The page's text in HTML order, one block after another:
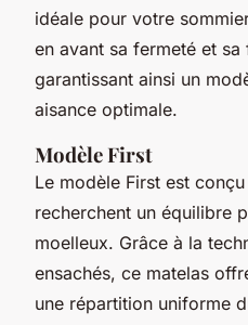
idéale pour votre
en avant sa fermeté et sa
garantissant ainsi un
aisance optimale.
Modèle First
Le modèle First est
recherchent un équilibre
moelleux. Grâce à la
ensachés, ce matelas
une répartition uniforme